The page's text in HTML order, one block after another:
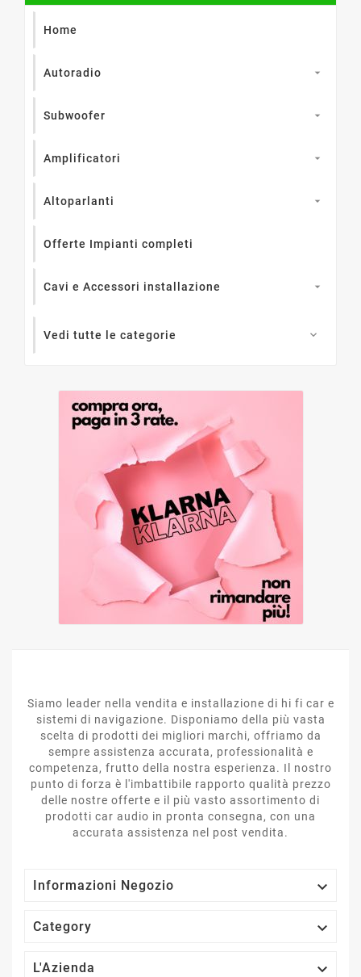
Home
Autoradio 
Subwoofer 
Amplificatori 
Altoparlanti 
Offerte Impianti completi
Cavi e Accessori installazione 
Vedi tutte le categorie 
Siamo leader nella vendita e installazione di hi fi car e
sistemi di navigazione. Disponiamo della più vasta
scelta di prodotti dei migliori marchi, offriamo da
sempre assistenza accurata, professionalità e
competenza, frutto della nostra esperienza. Il nostro
punto di forza è l'imbattibile rapporto qualità prezzo
delle nostre offerte e il più vasto assortimento di
prodotti car audio in pronta consegna, con una
accurata assistenza nel post vendita.
Informazioni Negozio 
Category 
L'Azienda 